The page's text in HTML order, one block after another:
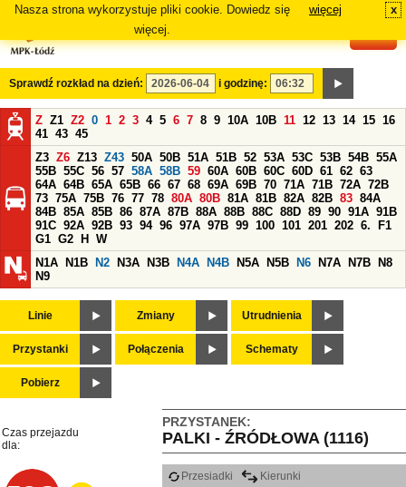
Nasza strona wykorzystuje pliki cookie. Dowiedz się
więcej.
więcej x
Sprawdź rozkład na dzień: i godzinę:
Z Z1 Z2 0 1 2 3 4 5 6 7 8 9 10A 10B 11 12 13 14 15 16
41 43 45
Z3 Z6 Z13 Z43 50A 50B 51A 51B 52 53A 53C 53B 54B 55A
55B 55C 56 57 58A 58B 59 60A 60B 60C 60D 61 62 63
64A 64B 65A 65B 66 67 68 69A 69B 70 71A 71B 72A 72B
73 75A 75B 76 77 78 80A 80B 81A 81B 82A 82B 83 84A
84B 85A 85B 86 87A 87B 88A 88B 88C 88D 89 90 91A 91B
91C 92A 92B 93 94 96 97A 97B 99 100 101 201 202 6.
F1
G1 G2 H
W
N1A
N1B N2 N3A N3B N4A N4B N5A N5B N6 N7A N7B
N8
N9
Linie Zmiany Utrudnienia
Przystanki Połączenia Schematy
Pobierz
PRZYSTANEK:
PALKI - ŹRÓDŁOWA (1116)
Czas przejazdu
dla:
Przesiadki
Kierunki